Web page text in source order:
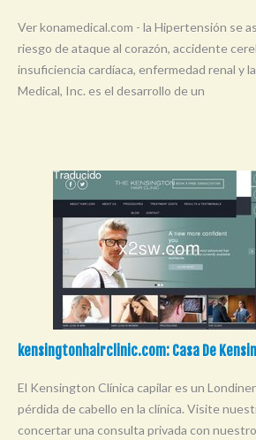
Ver konamedical.com - la Hipertensión se
riesgo de ataque al corazón, accidente
insuficiencia cardíaca, enfermedad renal y
Medical, Inc. es el desarrollo de un
kensingtonhairclinic.com: Casa De
El Kensington Clínica capilar es un
pérdida de cabello en la clínica. Visite
concertar una consulta privada con